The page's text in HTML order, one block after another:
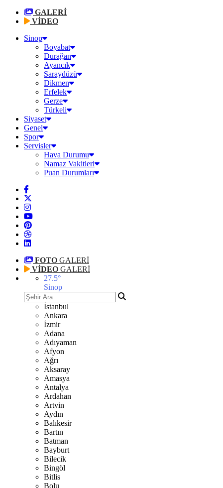
GALERİ
VİDEO
Sinop
Boyabat
Durağan
Ayancık
Saraydüzü
Dikmen
Erfelek
Gerze
Türkeli
Siyaset
Genel
Spor
Servisler
Hava Durumu
Namaz Vakitleri
Puan Durumları
FOTO GALERİ
VİDEO GALERİ
27.5°
Sinop
İstanbul
Ankara
İzmir
Adana
Adıyaman
Afyon
Ağrı
Aksaray
Amasya
Antalya
Ardahan
Artvin
Aydın
Balıkesir
Bartın
Batman
Bayburt
Bilecik
Bingöl
Bitlis
Bolu